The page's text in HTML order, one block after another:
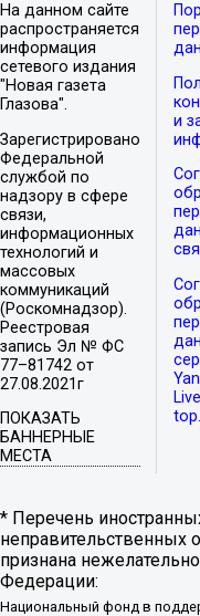
На данном сайте
распространяется
информация
сетевого издания
"Новая газета
Глазова".
Зарегистрировано
Федеральной
службой по
надзору в сфере
связи,
информационных
технологий и
массовых
коммуникаций
(Роскомнадзор).
Реестровая
запись Эл № ФС
77–81742 от
27.08.2021г
ПОКАЗАТЬ
БАННЕРНЫЕ
МЕСТА
и
* Перечень
неправительственных
признана
Федерации:
Национальный фонд в